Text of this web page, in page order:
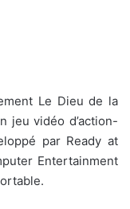
Le Dieu de la
jeu vidéo d’action-
par Ready at
Entertainment